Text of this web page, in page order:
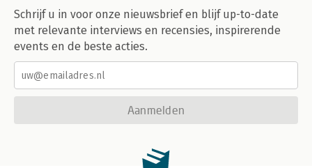
Schrijf u in voor onze nieuwsbrief en blijf up-to-date
met relevante interviews en recensies, inspirerende
events en de beste acties.
Aanmelden